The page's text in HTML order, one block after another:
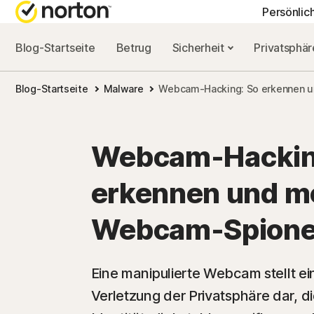
ALL-IN-ONE-
Norton 360
Norton 360 Deluxe
Norton 360
NORTON-BLOG
Blog-Startseite Betrug Sicherheit
Blog-Startseite Malware Webcam-Hacking: So erkennen
Webcam-
erkennen und
Webcam-
Eine manipulierte Webcam stellt
Verletzung der Privatsphäre dar,